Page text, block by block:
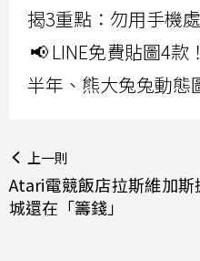
揭3重點：勿用手機
📢 LINE免費貼圖4
半年、熊大兔兔動態
上一則
Atari電競飯店拉斯維加
城還在「籌錢」